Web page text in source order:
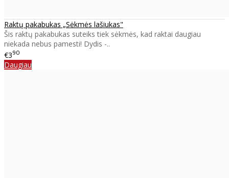
Raktų pakabukas „Sėkmės lašiukas"
Šis raktų pakabukas suteiks tiek sėkmės, kad raktai daugiau
niekada nebus pamesti! Dydis -..
€390
Daugiau